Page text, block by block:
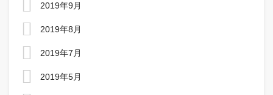
2019年9月
2019年8月
2019年7月
2019年5月